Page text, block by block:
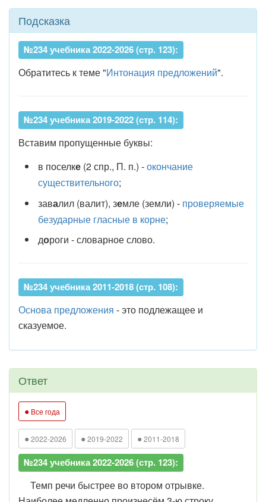
Подсказка
№234 учебника 2022-2026 (стр. 123):
Обратитесь к теме "Интонация предложений".
№234 учебника 2019-2022 (стр. 114):
Вставим пропущенные буквы:
в поселке(2 спр., П. п.) -окончание
существительного;
завалил (валит), земле (земли) - проверяемые
безударные гласные в корне;
дороги - словарное слово.
№234 учебника 2011-2018 (стр. 108):
Основа предложения - это подлежащее и
сказуемое.
Ответ
● Все года
● 2022-2026 ● 2019-2022 ● 2011-2018
№234 учебника 2022-2026 (стр. 123):
Темп речи быстрее во втором отрывке.